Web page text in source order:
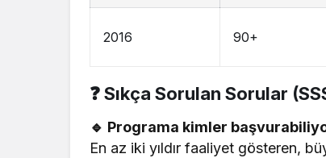
2016 90+
❓ Sıkça Sorulan Sorular
🔹 Programa kimler
En az iki yıldır faaliyet gösteren,